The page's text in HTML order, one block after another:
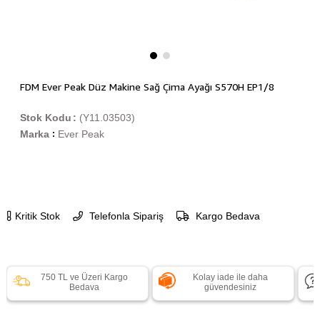
FDM Ever Peak Düz Makine Sağ Çima Ayağı S570H EP1/8
(Y11.03503)
Stok Kodu
Marka : Ever Peak
Kritik Stok Telefonla Sipariş Kargo Bedava
750 TL ve Üzeri Kargo
Bedava
Kolay iade ile daha
güvendesiniz